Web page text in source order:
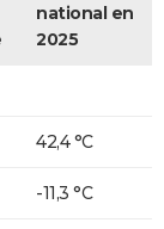
national en
2025
42,4 °C
-11,3 °C